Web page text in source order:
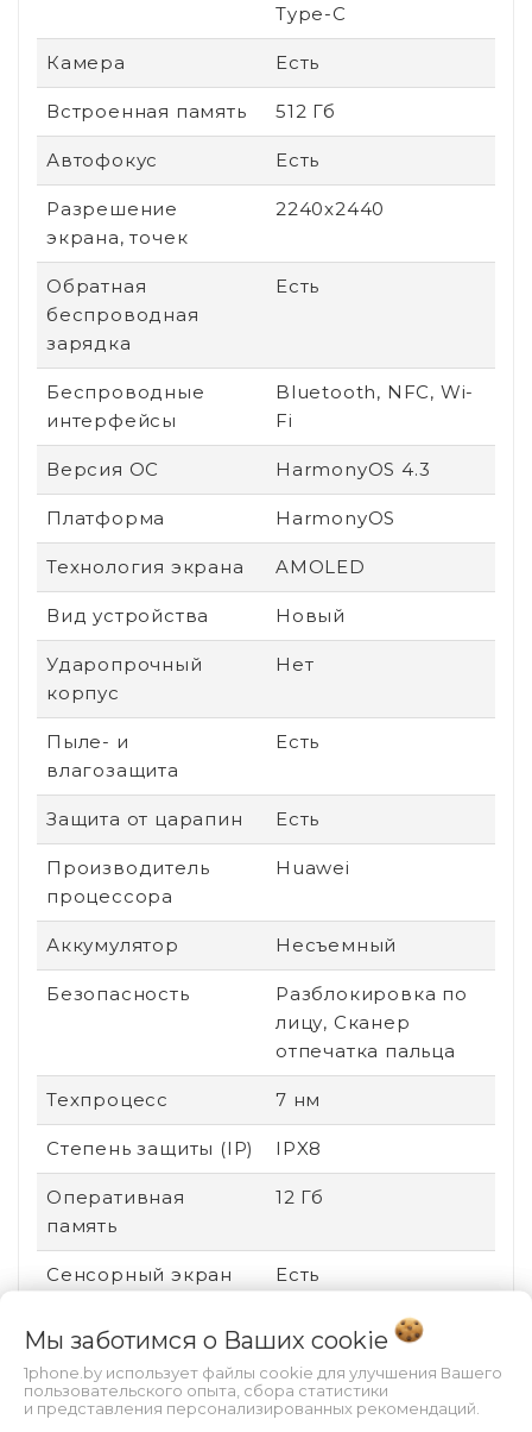
Type-C
Камера Есть
Встроенная память 512 Гб
Автофокус Есть
Разрешение
экрана, точек
2240x2440
Обратная
беспроводная
зарядка
Есть
Беспроводные
интерфейсы
Bluetooth, NFC, Wi-
Fi
Версия ОС HarmonyOS 4.3
Платформа HarmonyOS
Технология экрана AMOLED
Вид устройства Новый
Ударопрочный
корпус
Нет
Пыле- и
влагозащита
Есть
Защита от царапин Есть
Производитель
процессора
Huawei
Аккумулятор Несъемный
Безопасность
Разблокировка по
лицу, Сканер
отпечатка пальца
Техпроцесс 7 нм
Степень защиты (IP) IPX8
Оперативная
память
12 Гб
Сенсорный экран Есть
2G (GSM), 3G (UMTS),
4G (LTE)
Поддержка карт
Нет
Мы заботимся о Ваших cookie
1phone.by использует файлы cookie для улучшения Вашего
пользовательского опыта, сбора статистики
и представления персонализированных рекомендаций.